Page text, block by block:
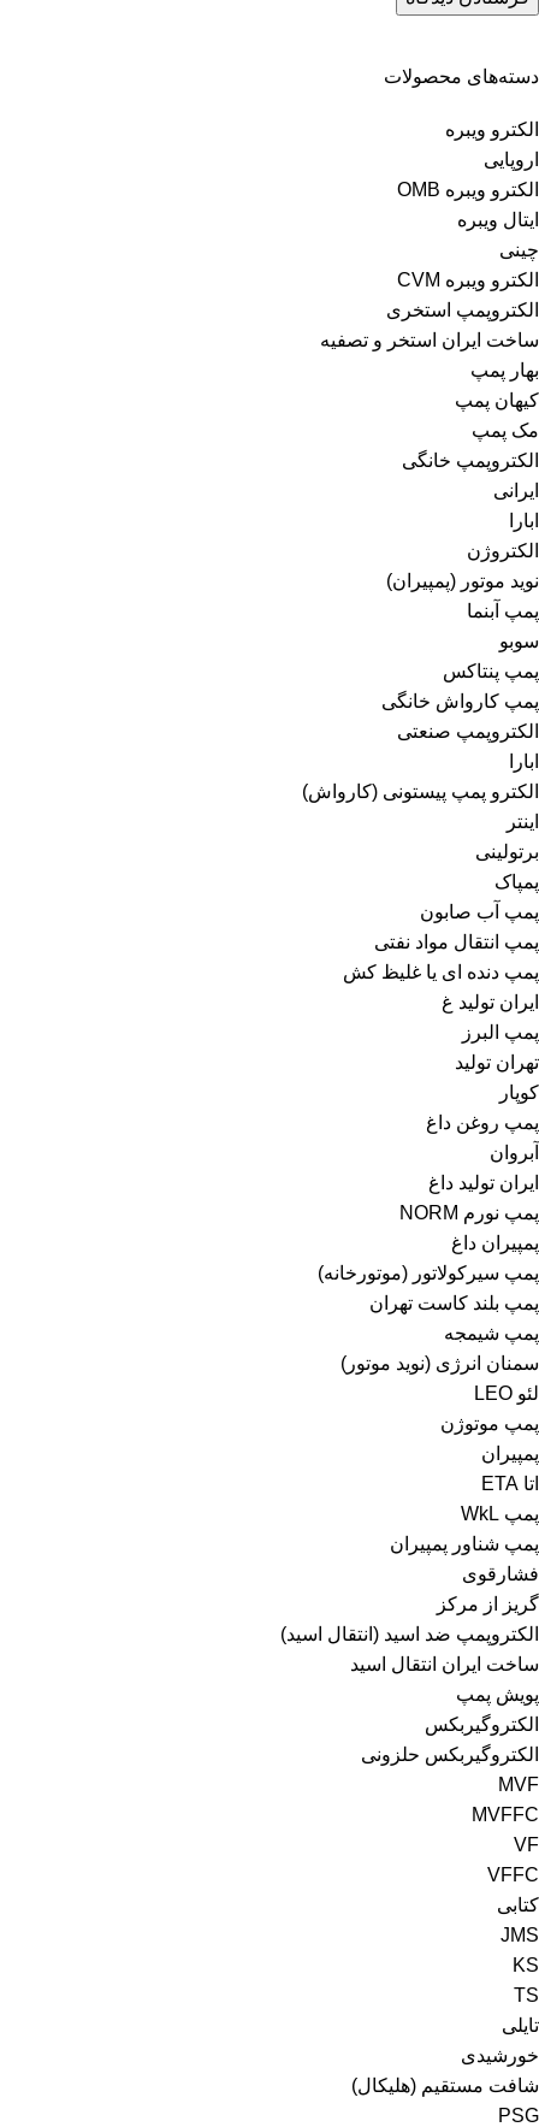
دسته‌های محصولات
الکترو ویبره
اروپایی
الکترو ویبره OMB
ایتال ویبره
چینی
الکترو ویبره CVM
الکتروپمپ استخری
ساخت ایران استخر و تصفیه
بهار پمپ
کیهان پمپ
مک پمپ
الکتروپمپ خانگی
ایرانی
ابارا
الکتروژن
نوید موتور (پمپیران)
پمپ آبنما
سوبو
پمپ پنتاکس
پمپ کارواش خانگی
الکتروپمپ صنعتی
ابارا
الکترو پمپ پیستونی (کارواش)
اینتر
برتولینی
پمپاک
پمپ آب صابون
پمپ انتقال مواد نفتی
پمپ دنده ای یا غلیظ کش
ایران تولید غ
پمپ البرز
تهران تولید
کوپار
پمپ روغن داغ
آبروان
ایران تولید داغ
پمپ نورم NORM
پمپیران داغ
پمپ سیرکولاتور (موتورخانه)
پمپ بلند کاست تهران
پمپ شیمجه
سمنان انرژی (نوید موتور)
لئو LEO
پمپ موتوژن
پمپیران
اتا ETA
پمپ WkL
پمپ شناور پمپیران
فشارقوی
گریز از مرکز
الکتروپمپ ضد اسید (انتقال اسید)
ساخت ایران انتقال اسید
پویش پمپ
الکتروگیربکس
الکتروگیربکس حلزونی
MVF
MVFFC
VF
VFFC
کتابی
JMS
KS
TS
تایلی
خورشیدی
شافت مستقیم (هلیکال)
PSG